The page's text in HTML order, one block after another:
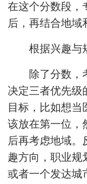
在这个分数段，
后，再结合地域
根据兴趣与
除了分数，
决定三者优先级
目标，比如想
该放在第一位，
后再考虑地域。
趣方向，职业规
或者一个发达城